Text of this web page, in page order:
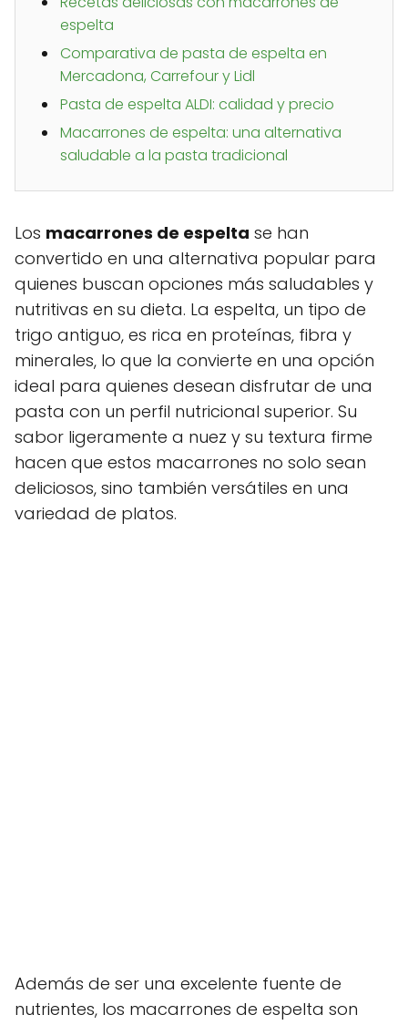
espelta
Comparativa de pasta de espelta en
Mercadona, Carrefour y Lidl
Pasta de espelta ALDI: calidad y precio
Macarrones de espelta: una alternativa
saludable a la pasta tradicional
Los macarrones de espelta se han
convertido en una alternativa popular para
quienes buscan opciones más saludables y
nutritivas en su dieta. La espelta, un tipo de
trigo antiguo, es rica en proteínas, fibra y
minerales, lo que la convierte en una opción
ideal para quienes desean disfrutar de una
pasta con un perfil nutricional superior. Su
sabor ligeramente a nuez y su textura firme
hacen que estos macarrones no solo sean
deliciosos, sino también versátiles en una
variedad de platos.
Además de ser una excelente fuente de
nutrientes, los macarrones de espelta son